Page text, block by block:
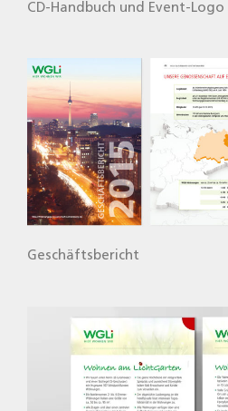
CD-Hand­buch und Event-Logo
Geschäfts­be­richt